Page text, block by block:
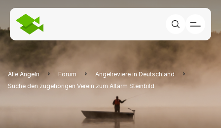
Alle Angeln Forum
Angelreviere in Deutschland
Suche den zugehörigen Verein zum Altarm Steinbild